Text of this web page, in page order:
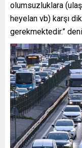
olumsuzluklara
heyelan vb) karşı
gerekmektedir.”